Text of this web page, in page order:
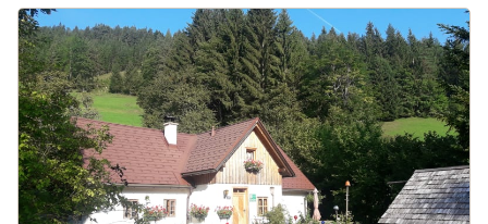
Urlaub am Bauernhof: Biohof & Ferienhaus Lenzau